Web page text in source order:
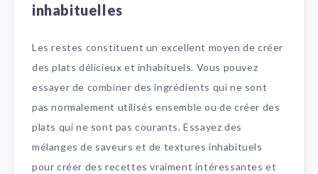
inhabituelles
Les restes constituent un excellent moyen de créer
des plats délicieux et inhabituels. Vous pouvez
essayer de combiner des ingrédients qui ne sont
pas normalement utilisés ensemble ou de créer des
plats qui ne sont pas courants. Essayez des
mélanges de saveurs et de textures inhabituels
pour créer des recettes vraiment intéressantes et